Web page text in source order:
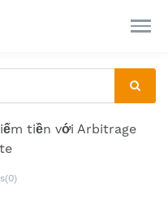
tiền với Arbitrage